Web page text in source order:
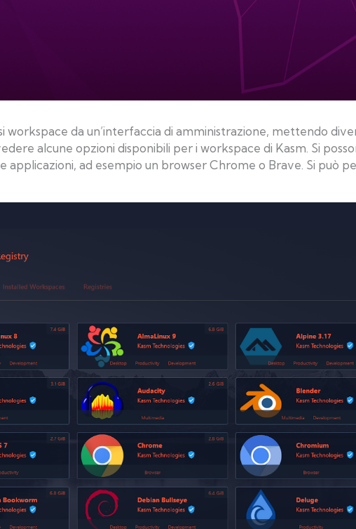
workspace da un’interfaccia di amministrazione, mettendo
alcune opzioni disponibili per i workspace di Kasm. Si
applicazioni, ad esempio un browser Chrome o Brave. Si può